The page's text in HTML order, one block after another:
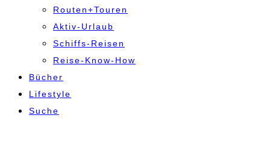
Routen+Touren
Aktiv-Urlaub
Schiffs-Reisen
Reise-Know-How
Bücher
Lifestyle
Suche